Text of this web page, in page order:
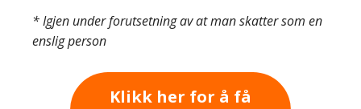
* Igjen under forutsetning av at man skatter som en
enslig person
Klikk her for å få